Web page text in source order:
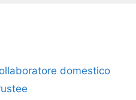
domestico​​​